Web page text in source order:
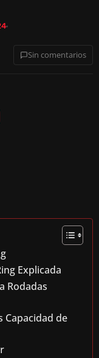
Sin comentarios
Explicada
Rodadas
Capacidad de